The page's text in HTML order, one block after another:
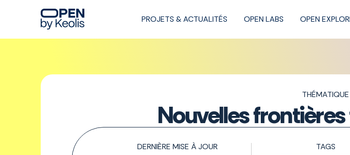
PROJETS & ACTUALITÉS OPEN LABS OPEN
THÉMATIQUE
Nouvelles
DERNIÈRE MISE À JOUR TAGS